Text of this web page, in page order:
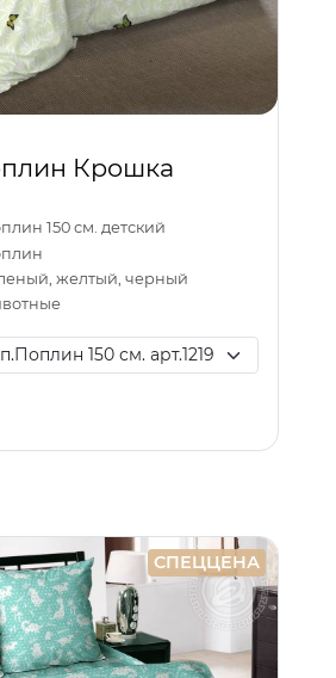
Крошка
150 см. детский
желтый, черный
СПЕЦЦЕНА